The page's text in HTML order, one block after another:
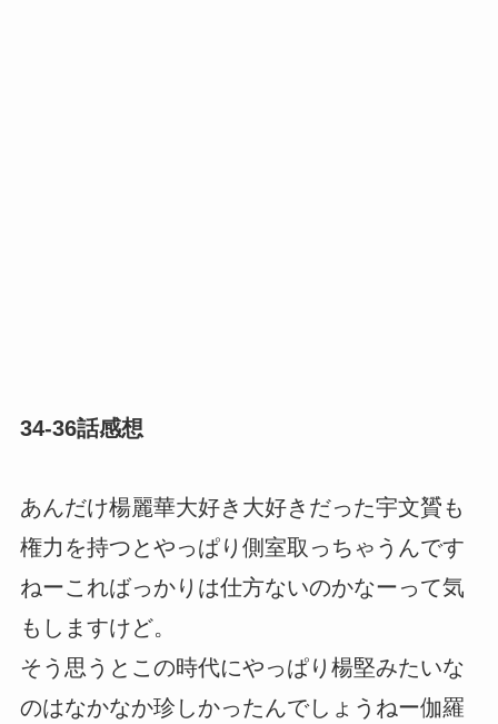
34-36話感想
あんだけ楊麗華大好き大好きだった宇文贇も
権力を持つとやっぱり側室取っちゃうんです
ねーこればっかりは仕方ないのかなーって気
もしますけど。
そう思うとこの時代にやっぱり楊堅みたいな
のはなかなか珍しかったんでしょうねー伽羅